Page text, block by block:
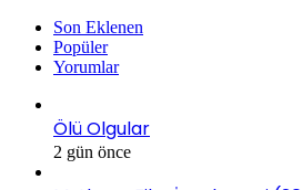
Son Eklenen
Popüler
Yorumlar
Ölü Olgular
2 gün önce